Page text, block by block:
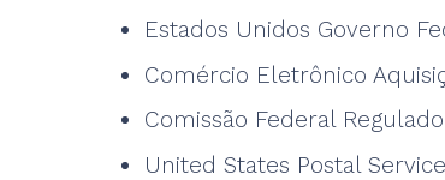
Estados Unidos Governo
Comércio Eletrônico
Comissão Federal
United States Postal